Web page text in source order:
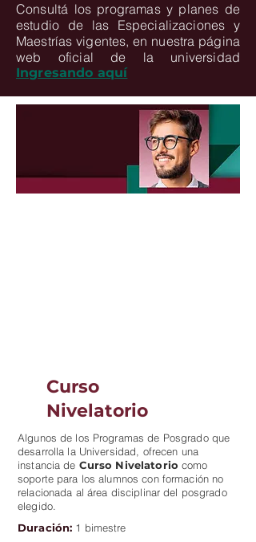
Consultá los programas y planes de
estudio de las Especializaciones y
Maestrías vigentes, en nuestra página
web oficial de la universidad
Ingresando aquí
Curso
Nivelatorio
Algunos de los Programas de Posgrado que
desarrolla la Universidad, ofrecen una
instancia de Curso Nivelatorio como
soporte para los alumnos con formación no
relacionada al área disciplinar del posgrado
elegido.
Duración: 1 bimestre